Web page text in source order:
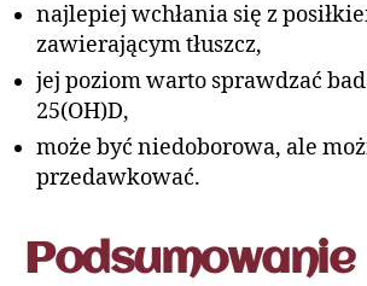
najlepiej wchłania się z
zawierającym tłuszcz,
jej poziom warto sprawdzać
25(OH)D,
może być niedoborowa, ale
przedawkować.
Podsumowanie